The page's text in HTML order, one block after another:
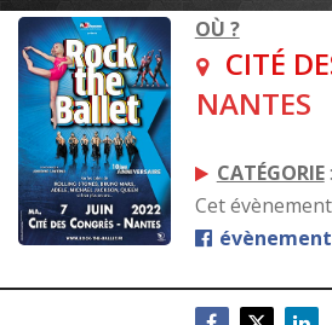
OÙ ?
CITÉ
NANTES
CATÉGORIE:
Cet